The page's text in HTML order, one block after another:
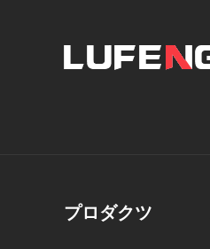
プロダクツ